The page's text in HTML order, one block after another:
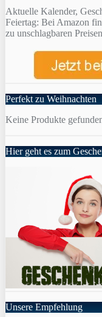
Aktuelle Kalender,
Feiertag: Bei Amazon
zu unschlagbaren
Perfekt zu Weihnachten
Keine Produkte
Hier geht es zum
Unsere Empfehlung